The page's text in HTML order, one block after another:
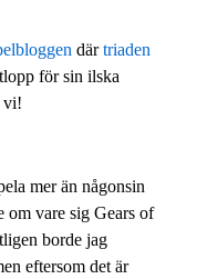
därtriaden
för sin ilska
vi!
mer än någonsin
om vare sig Gears of
borde jag
eftersom det är